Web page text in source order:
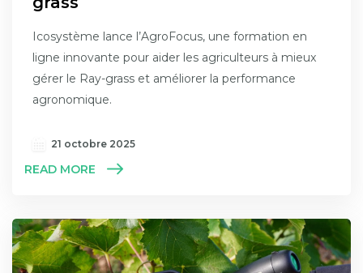
Icosystème lance l’AgroFocus, une formation en
ligne innovante pour aider les agriculteurs à mieux
gérer le Ray-grass et améliorer la performance
agronomique.
21 octobre 2025
READ MORE